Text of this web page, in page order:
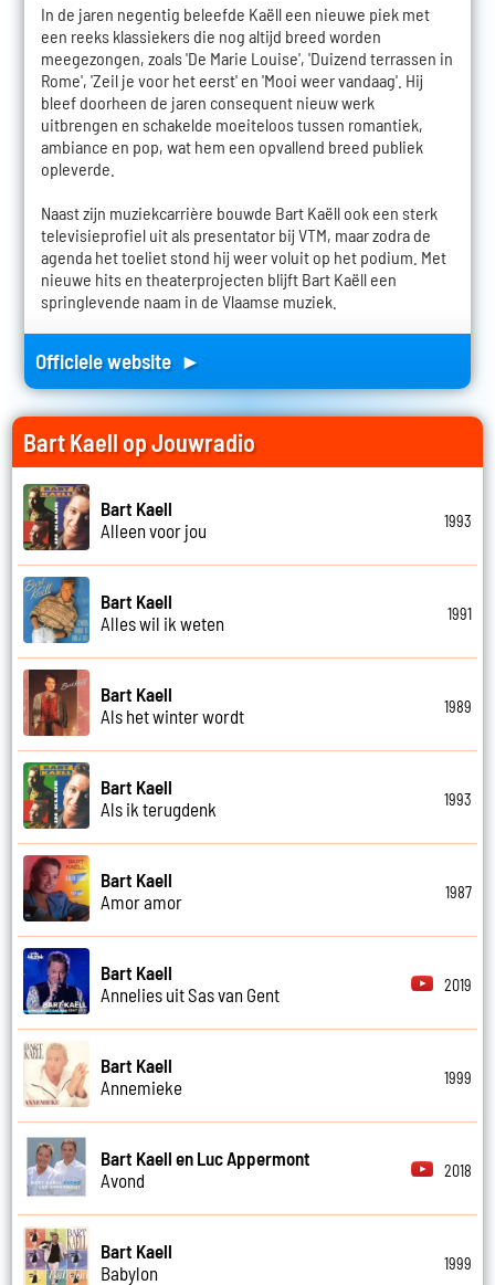
In de jaren negentig beleefde Kaëll een nieuwe piek met
een reeks klassiekers die nog altijd breed worden
meegezongen, zoals 'De Marie Louise', 'Duizend terrassen in
Rome', 'Zeil je voor het eerst' en 'Mooi weer vandaag'. Hij
bleef doorheen de jaren consequent nieuw werk
uitbrengen en schakelde moeiteloos tussen romantiek,
ambiance en pop, wat hem een opvallend breed publiek
opleverde.
Naast zijn muziekcarrière bouwde Bart Kaëll ook een sterk
televisieprofiel uit als presentator bij VTM, maar zodra de
agenda het toeliet stond hij weer voluit op het podium. Met
nieuwe hits en theaterprojecten blijft Bart Kaëll een
springlevende naam in de Vlaamse muziek.
Officiele website ►
Bart Kaell op Jouwradio
Bart Kaell
Alleen voor jou
1993
Bart Kaell
Alles wil ik weten
1991
Bart Kaell
Als het winter wordt
1989
Bart Kaell
Als ik terugdenk
1993
Bart Kaell
Amor amor
1987
Bart Kaell
Annelies uit Sas van Gent
2019
Bart Kaell
Annemieke
1999
Bart Kaell en Luc Appermont
Avond
2018
Bart Kaell
Babylon
1999